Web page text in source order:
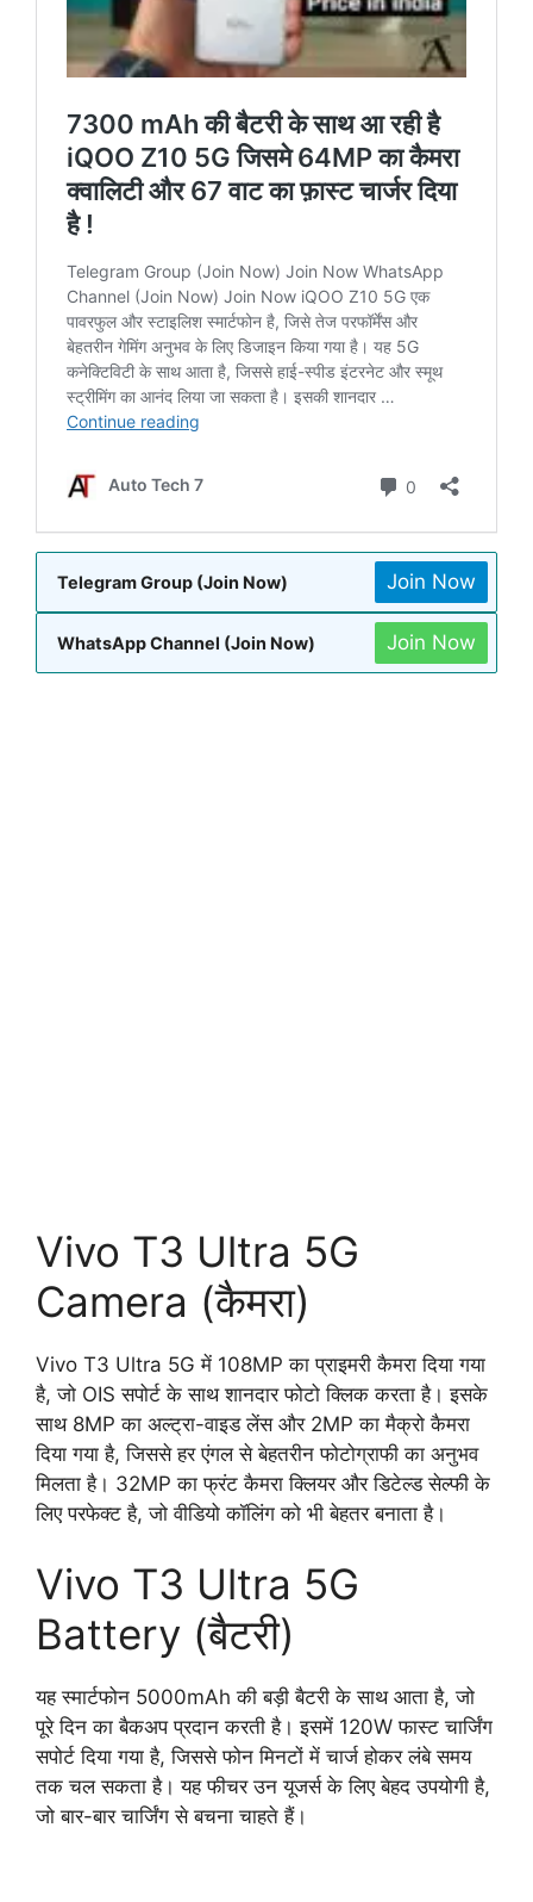
Telegram Group (Join Now) Join Now
WhatsApp Channel (Join Now) Join Now
Vivo T3 Ultra 5G
Camera (कैमरा)
Vivo T3 Ultra 5G में 108MP का प्राइमरी कैमरा दिया गया
है, जो OIS सपोर्ट के साथ शानदार फोटो क्लिक करता है। इसके
साथ 8MP का अल्ट्रा-वाइड लेंस और 2MP का मैक्रो कैमरा
दिया गया है, जिससे हर एंगल से बेहतरीन फोटोग्राफी का अनुभव
मिलता है। 32MP का फ्रंट कैमरा क्लियर और डिटेल्ड सेल्फी के
लिए परफेक्ट है, जो वीडियो कॉलिंग को भी बेहतर बनाता है।
Vivo T3 Ultra 5G
Battery (बैटरी)
यह स्मार्टफोन 5000mAh की बड़ी बैटरी के साथ आता है, जो
पूरे दिन का बैकअप प्रदान करती है। इसमें 120W फास्ट चार्जिंग
सपोर्ट दिया गया है, जिससे फोन मिनटों में चार्ज होकर लंबे समय
तक चल सकता है। यह फीचर उन यूजर्स के लिए बेहद उपयोगी है,
जो बार-बार चार्जिंग से बचना चाहते हैं।